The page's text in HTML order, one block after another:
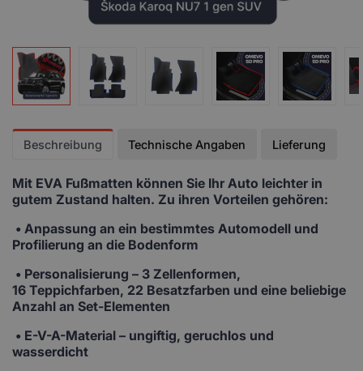
Beschreibung Technische Angaben Lieferung
Mit EVA Fußmatten können Sie Ihr Auto leichter in
gutem Zustand halten. Zu ihren Vorteilen gehören:
• Anpassung an ein bestimmtes Automodell und
Profilierung an die Bodenform
• Personalisierung – 3 Zellenformen,
16 Teppichfarben, 22 Besatzfarben und eine beliebige
Anzahl an Set-Elementen
• E-V-A-Material – ungiftig, geruchlos und
wasserdicht